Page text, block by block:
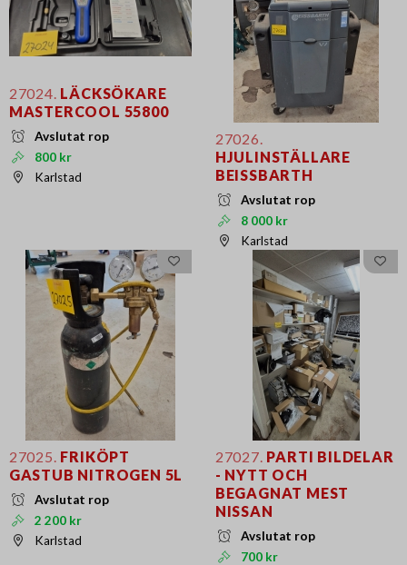
27024. LÄCKSÖKARE
MASTERCOOL 55800
Avslutat rop
800 kr
Karlstad
27026.
HJULINSTÄLLARE
BEISSBARTH
Avslutat rop
8 000 kr
Karlstad
27025. FRIKÖPT
GASTUB NITROGEN 5L
Avslutat rop
2 200 kr
Karlstad
27027. PARTI BILDELAR
- NYTT OCH
BEGAGNAT MEST
NISSAN
Avslutat rop
700 kr